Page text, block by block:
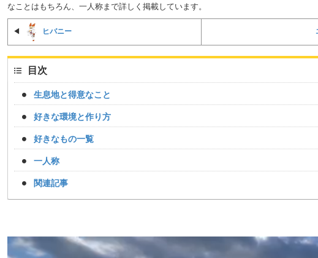
なことはもちろん、一人称まで詳しく掲載しています。
◀ ヒバニー
目次
生息地と得意なこと
好きな環境と作り方
好きなもの一覧
一人称
関連記事